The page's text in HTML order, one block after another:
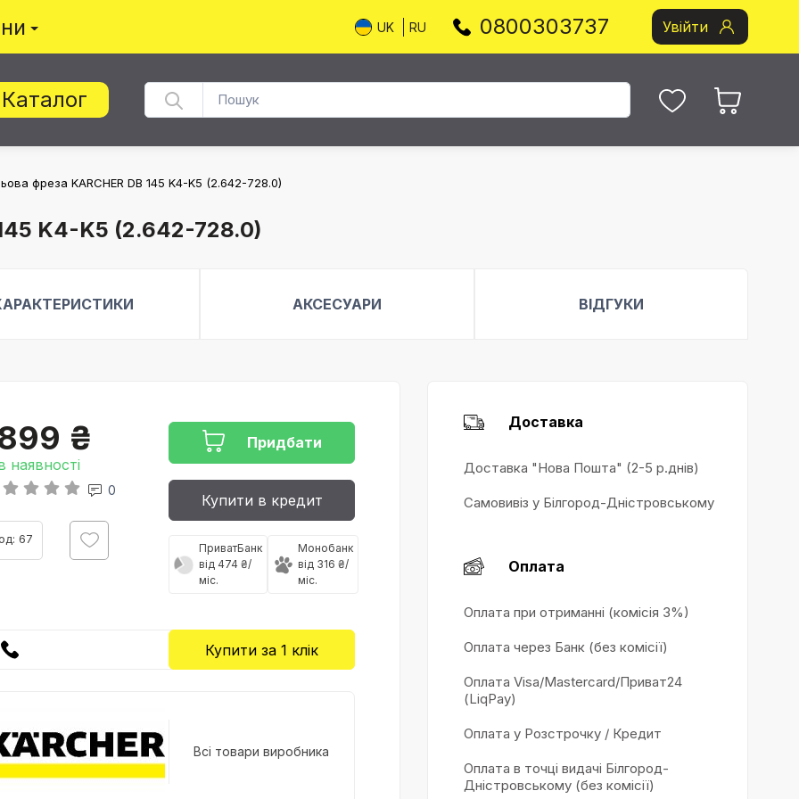
UK RU 0800303737 Увійти
Каталог
фреза KARCHER DB 145 K4-K5 (2.642-728.0)
K4-K5 (2.642-728.0)
АКСЕСУАРИ ВІДГУКИ
₴
наявності
Придбати
0
67
Купити в кредит
ПриватБанк
від 474 ₴/
міс.
Монобанк
від 316 ₴/
міс.
Купити за 1 клiк
Всі товари виробника
Доставка
Доставка "Нова Пошта" (2-5 р.днів)
Самовивіз у Білгород-Дністровському
Оплата
Оплата при отриманні (комісія 3%)
Оплата через Банк (без комісії)
Оплата Visa/Mastercard/Приват24
(LiqPay)
Оплата у Розстрочку / Кредит
Оплата в точці видачі Білгород-
Дністровському (без комісії)